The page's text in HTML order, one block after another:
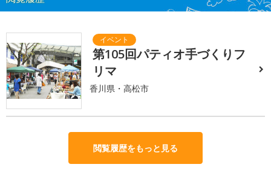
第105回パティオ手づくりフ
リマ
香川県・高松市
閲覧履歴をもっと見る